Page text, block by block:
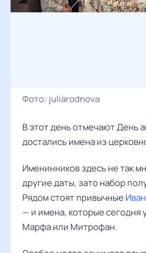
Фото: juliarodnova
В этот день отмечают День
достались имена из
Именинников здесь не так
другие даты, зато набор
Рядом стоят привычные Иван
— и имена, которые сегодня
Марфа или Митрофан.